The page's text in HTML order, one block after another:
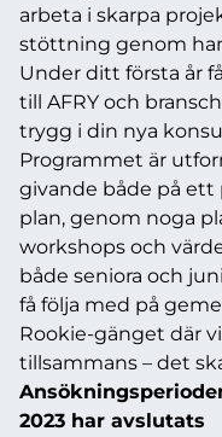
arbeta i skarpa
stöttning genom
Under ditt första år
till AFRY och
trygg i din nya
Programmet är
givande både på ett
plan, genom noga
workshops och
både seniora och
få följa med på
Rookie-gänget där
tillsammans – det
2023 har avslutats